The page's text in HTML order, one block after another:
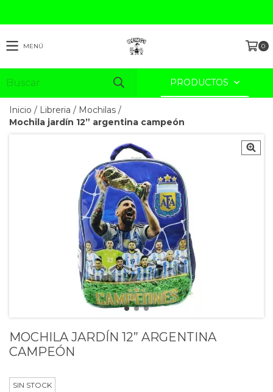
MENÚ 0
PRODUCTOS
Inicio / Libreria / Mochilas /
Mochila jardín 12” argentina campeón
MOCHILA JARDÍN 12” ARGENTINA
CAMPEÓN
SIN STOCK